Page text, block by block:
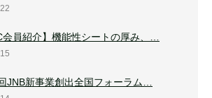
会員紹介】機能性シートの厚み、…
JNB新事業創出全国フォーラム…